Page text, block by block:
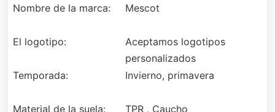
Nombre de la marca: Mescot
El logotipo:
Aceptamos logotipos
personalizados
Temporada:
Invierno, primavera
Material de la suela: TPR , Caucho